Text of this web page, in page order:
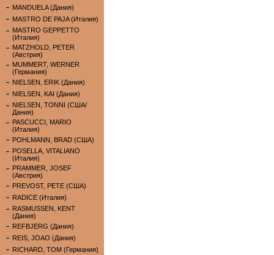
MANDUELA (Дания)
MASTRO DE PAJA (Италия)
MASTRO GEPPETTO
(Италия)
MATZHOLD, PETER
(Австрия)
MUMMERT, WERNER
(Германия)
NIELSEN, ERIK (Дания)
NIELSEN, KAI (Дания)
NIELSEN, TONNI (США/
Дания)
PASCUCCI, MARIO
(Италия)
POHLMANN, BRAD (США)
POSELLA, VITALIANO
(Италия)
PRAMMER, JOSEF
(Австрия)
PREVOST, PETE (США)
RADICE (Италия)
RASMUSSEN, KENT
(Дания)
REFBJERG (Дания)
REIS, JOAO (Дания)
RICHARD, TOM (Германия)